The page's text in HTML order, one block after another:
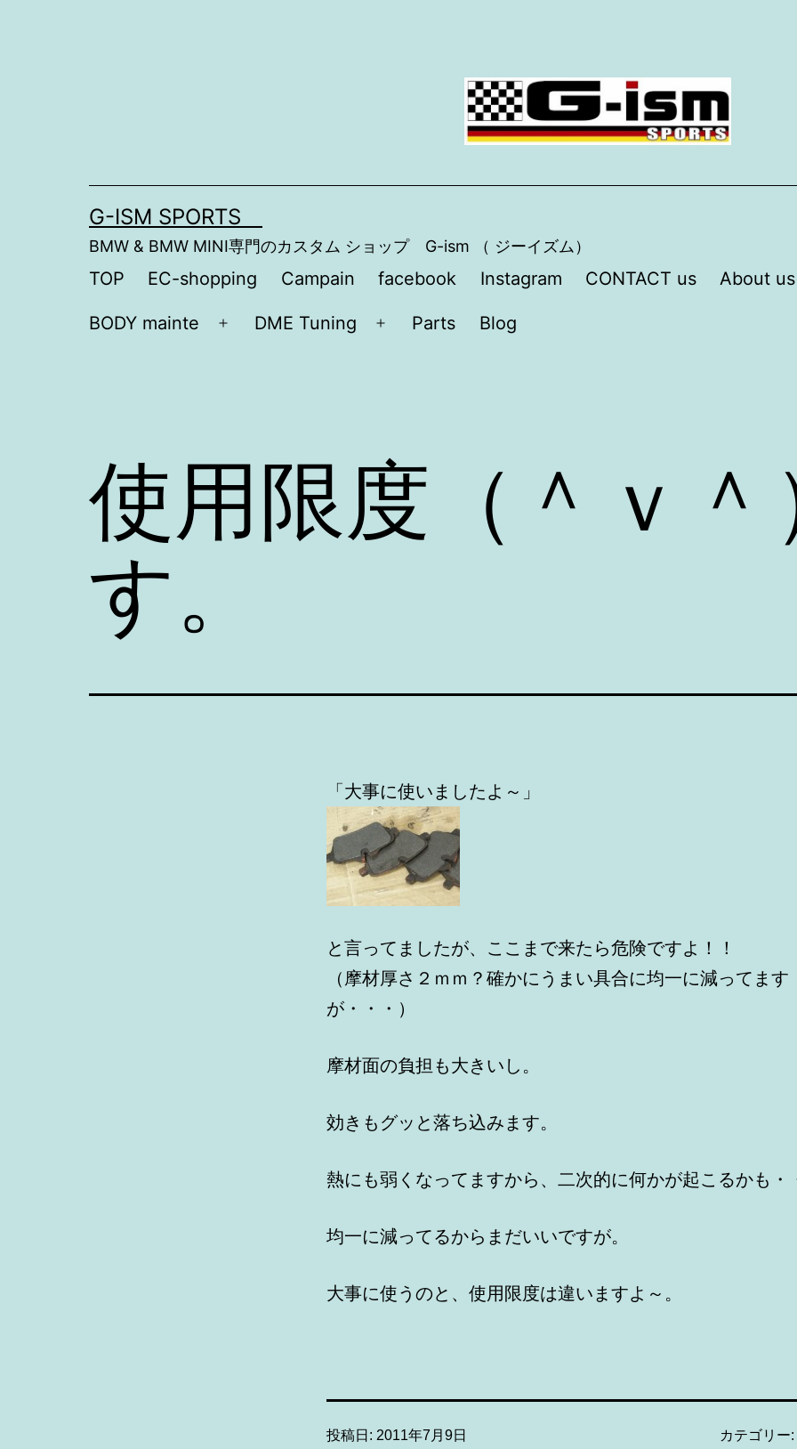
G-ISM SPORTS
BMW & BMW MINI専門のカスタム ショップ G-ism （ ジーイズム）
TOP EC-shopping Campain facebook Instagram CONTACT us About us
BODY mainte
開
く
DME Tuning
開
く
Parts Blog
使用限度（＾ｖ
す。
「大事に使いましたよ～」
と言ってましたが、ここまで来たら危険ですよ！！
（摩材厚さ２ｍｍ？確かにうまい具合に均一に減ってます
が・・・）
摩材面の負担も大きいし。
効きもグッと落ち込みます。
熱にも弱くなってますから、二次的に何かが起こるかも・
均一に減ってるからまだいいですが。
大事に使うのと、使用限度は違いますよ～。
投稿日: 2011年7月9日
カテゴリー: